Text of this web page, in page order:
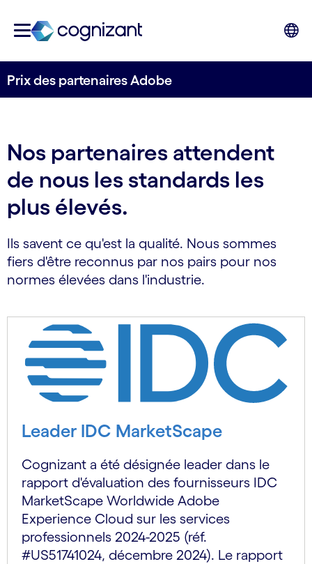
Prix des partenaires Adobe
Nos partenaires attendent
de nous les standards les
plus élevés.
Ils savent ce qu'est la qualité. Nous sommes
fiers d'être reconnus par nos pairs pour nos
normes élevées dans l'industrie.
Leader IDC MarketScape
Cognizant a été désignée leader dans le
rapport d'évaluation des fournisseurs IDC
MarketScape Worldwide Adobe
Experience Cloud sur les services
professionnels 2024-2025 (réf.
#US51741024, décembre 2024). Le rapport